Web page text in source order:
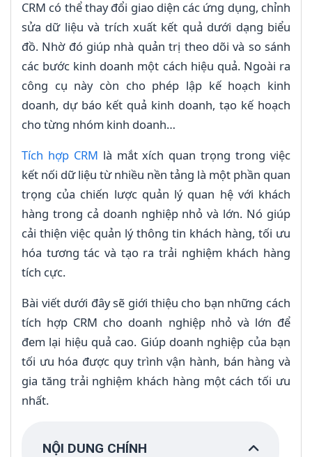
CRM có thể thay đổi giao diện các ứng dụng, chỉnh
sửa dữ liệu và trích xuất kết quả dưới dạng biểu
đồ. Nhờ đó giúp nhà quản trị theo dõi và so sánh
các bước kinh doanh một cách hiệu quả. Ngoài ra
công cụ này còn cho phép lập kế hoạch kinh
doanh, dự báo kết quả kinh doanh, tạo kế hoạch
cho từng nhóm kinh doanh…
Tích hợp CRM là mắt xích quan trọng trong việc
kết nối dữ liệu từ nhiều nền tảng là một phần quan
trọng của chiến lược quản lý quan hệ với khách
hàng trong cả doanh nghiệp nhỏ và lớn. Nó giúp
cải thiện việc quản lý thông tin khách hàng, tối ưu
hóa tương tác và tạo ra trải nghiệm khách hàng
tích cực.
Bài viết dưới đây sẽ giới thiệu cho bạn những cách
tích hợp CRM cho doanh nghiệp nhỏ và lớn để
đem lại hiệu quả cao. Giúp doanh nghiệp của bạn
tối ưu hóa được quy trình vận hành, bán hàng và
gia tăng trải nghiệm khách hàng một cách tối ưu
nhất.
NỘI DUNG CHÍNH